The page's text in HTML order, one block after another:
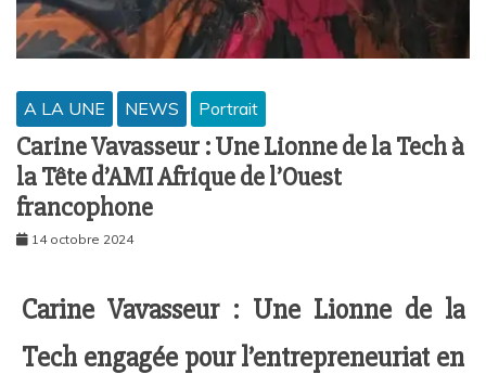
A LA UNE NEWS Portrait
Carine Vavasseur : Une Lionne de la Tech à
la Tête d’AMI Afrique de l’Ouest
francophone
14 octobre 2024
Carine Vavasseur : Une Lionne de la
Tech engagée pour l’entrepreneuriat en